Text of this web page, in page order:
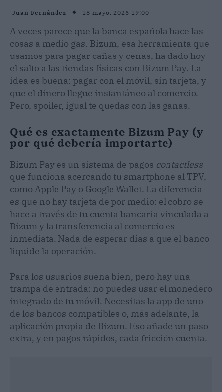
Juan Fernández 18 mayo, 2026 19:00
A veces parece que la banca española hace las
cosas a medio gas. Bizum, esa herramienta que
usamos para pagar cañas y cenas, ha dado hoy
el salto a las tiendas físicas con Bizum Pay. La
idea es buena: pagar con el móvil, sin tarjeta, y
que el dinero llegue instantáneo al comercio.
Pero, spoiler, igual te quedas con las ganas.
Qué es exactamente Bizum Pay (y
por qué debería importarte)
Bizum Pay es un sistema de pagos contactless
que funciona acercando tu smartphone al TPV,
como Apple Pay o Google Wallet. La diferencia
es que no hay tarjeta de por medio: el cobro se
hace a través de tu cuenta bancaria vinculada a
Bizum y la transferencia al comercio es
inmediata. Nada de esperar días a que el banco
liquide la operación.
Para los usuarios suena bien, pero hay una
trampa de entrada: no puedes usar el monedero
integrado de tu móvil. Necesitas la app de uno
de los bancos compatibles o, más adelante, la
aplicación propia de Bizum. Eso añade un paso
extra, y en pagos rápidos, cada fricción cuenta.